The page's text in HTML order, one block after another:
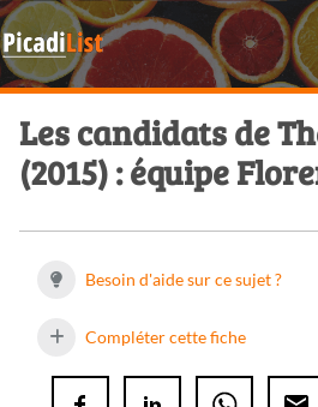
Les candidats de
(2015) : équipe
Besoin d'aide sur ce sujet ?
Compléter cette fiche